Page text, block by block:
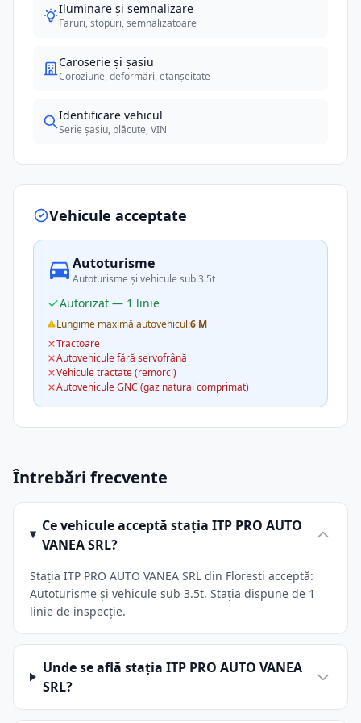
Iluminare și semnalizare
Faruri, stopuri, semnalizatoare
Caroserie și șasiu
Coroziune, deformări, etanșeitate
Identificare vehicul
Serie șasiu, plăcuțe, VIN
Vehicule acceptate
Autoturisme
Autoturisme și vehicule sub 3.5t
Autorizat — 1 linie
Lungime maximă autovehicul:6 M
Tractoare
Autovehicule fără servofrână
Vehicule tractate (remorci)
Autovehicule GNC (gaz natural comprimat)
Întrebări frecvente
Ce vehicule acceptă stația ITP PRO AUTO
VANEA SRL?
Stația ITP PRO AUTO VANEA SRL din Floresti acceptă:
Autoturisme și vehicule sub 3.5t. Stația dispune de 1
linie de inspecție.
Unde se află stația ITP PRO AUTO VANEA
SRL?